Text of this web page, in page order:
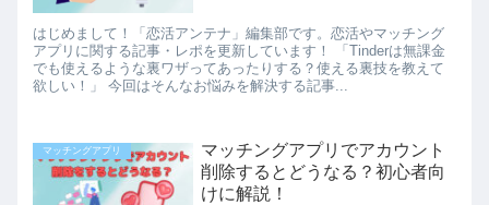
はじめまして！「恋活アンテナ」編集部です。恋活やマッチング
アプリに関する記事・レポを更新しています！ 「Tinderは無課金
でも使えるような裏ワザってあったりする？使える裏技を教えて
欲しい！」 今回はそんなお悩みを解決する記事...
マッチングアプリ
マッチングアプリでアカウント
削除するとどうなる？初心者向
けに解説！